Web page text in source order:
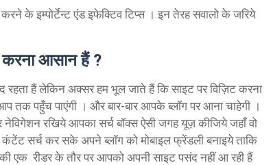
के इम्पोर्टेन्ट एंड इफेक्टिव टिप्स । इन तेरह सवालो के जरिये
करना आसान हैं ?
रहता हैं लेकिन अक्सर हम भूल जाते हैं कि साइट पर विज़िट करना
तक पहुँच पाएंगी । और बार-बार आपके ब्लॉग पर आना चाहेगी ।
रखिये आपका सर्च बॉक्स ऐसी जगह यूज़ कीजिये जहाँ वो
सर्च कर सके अपने ब्लॉग को मोबाइल फ्रेंडली बनाइये ताकि
एक रीडर के तौर पर आपको अपनी साइट पसंद नहीं आ रही हैं